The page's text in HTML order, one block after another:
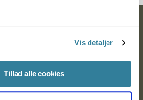
Vis detaljer
Tillad alle cookies